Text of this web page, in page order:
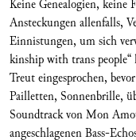
Keine Genealogien, keine
Ansteckungen allenfalls,
Einnistungen, um sich
kinship with trans
Treut eingesprochen,
Pailletten, Sonnenbrille,
Soundtrack von Mon
angeschlagenen Bass-